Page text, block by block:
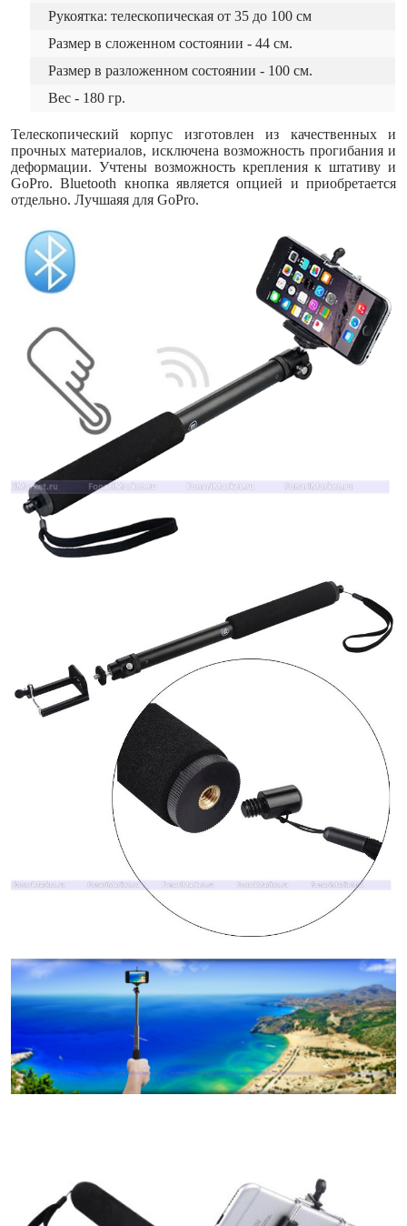
Рукоятка: телескопическая от 35 до 100 см
Размер в сложенном состоянии - 44 см.
Размер в разложенном состоянии - 100 см.
Вес - 180 гр.
Телескопический корпус изготовлен из качественных и
прочных материалов, исключена возможность прогибания и
деформации. Учтены возможность крепления к штативу и
GoPro. Bluetooth кнопка является опцией и приобретается
отдельно. Лучшаяя для GoPro.